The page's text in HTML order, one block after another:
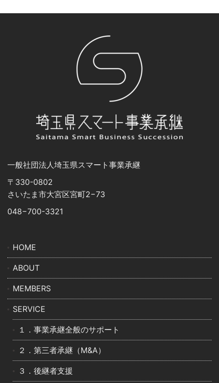
⼀般社団法⼈埼⽟県スマート事業承継
〒330-0802
さいたま市⼤宮区宮町2−73
048−700-3321
HOME
ABOUT
MEMBERS
SERVICE
１．事業承継全般のサポート
２．第三者承継（M&A）
３．後継者支援